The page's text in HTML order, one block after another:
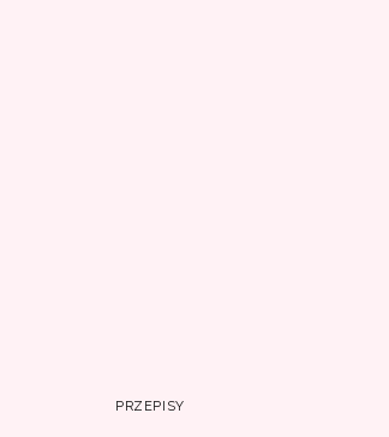
PRZEPISY